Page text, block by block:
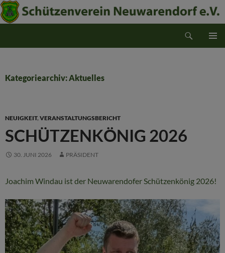
Kategoriearchiv: Aktuelles
NEUIGKEIT, VERANSTALTUNGSBERICHT
SCHÜTZENKÖNIG 2026
30. JUNI 2026 PRÄSIDENT
Joachim Windau ist der Neuwarendofer Schützenkönig 2026!